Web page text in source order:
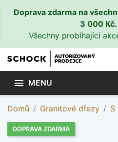
Doprava zdarma na
3 000 Kč.
Všechny probíhající
 MENU
Domů Granitové dřezy S
DOPRAVA ZDARMA